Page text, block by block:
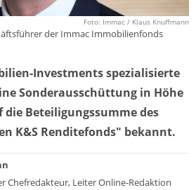
Foto: Immac / Klaus Knuffmann
der Immac Immobilienfonds
Investments spezialisierte
Sonderausschüttung in Höhe
die Beteiligungssumme des
K&S Renditefonds" bekannt.
Chefredakteur, Leiter Online-Redaktion